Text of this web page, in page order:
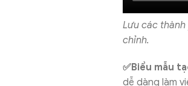
Lưu các
chỉnh.
✅Biểu mẫu
dễ dàng làm